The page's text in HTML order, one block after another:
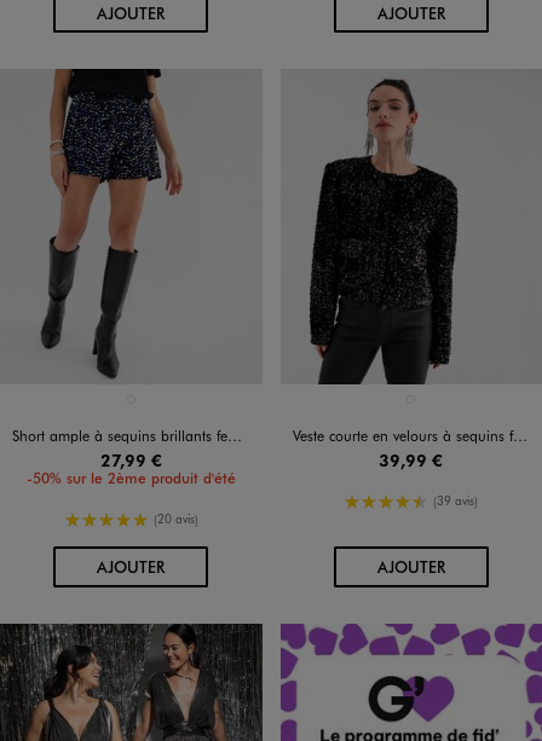
AJOUTERAU PANIER AJOUTERAU PANIER
Short ample à sequins brillants femme
27,99 €
-50% sur le 2ème produit d'été
5/5 de moyenne
(20 avis)
AJOUTERAU PANIER
Veste courte en velours à sequins femme
39,99 €
4.5/5 de moyenne
(39 avis)
AJOUTERAU PANIER